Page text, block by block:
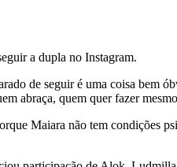
a dupla no Instagram.
de seguir é uma coisa bem
abraça, quem quer fazer
Maiara não tem condições